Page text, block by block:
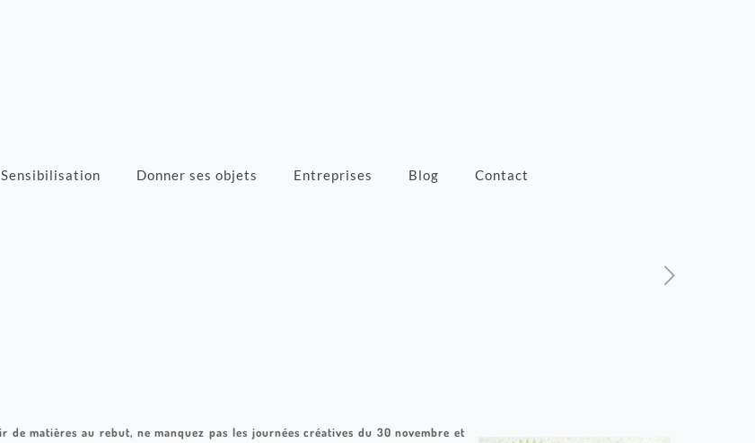
Sensibilisation Donner ses objets Entreprises Blog Contact
matières au rebut, ne manquez pas les journées créatives du 30 novembre et